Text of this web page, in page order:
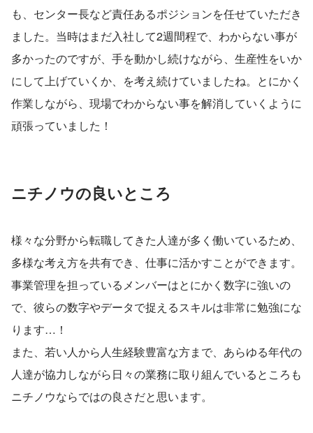
も、センター長など責任あるポジションを任せていただき
ました。当時はまだ入社して2週間程で、わからない事が
多かったのですが、手を動かし続けながら、生産性をいか
にして上げていくか、を考え続けていましたね。とにかく
作業しながら、現場でわからない事を解消していくように
頑張っていました！
ニチノウの良いところ
様々な分野から転職してきた人達が多く働いているため、
多様な考え方を共有でき、仕事に活かすことができます。
事業管理を担っているメンバーはとにかく数字に強いの
で、彼らの数字やデータで捉えるスキルは非常に勉強にな
ります…！
また、若い人から人生経験豊富な方まで、あらゆる年代の
人達が協力しながら日々の業務に取り組んでいるところも
ニチノウならではの良さだと思います。